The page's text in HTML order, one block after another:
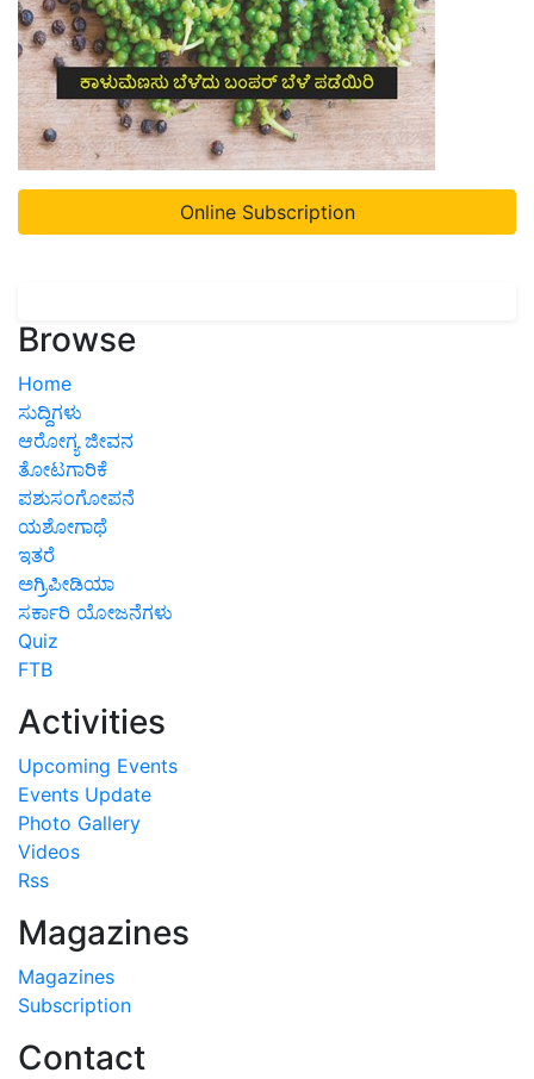
Online Subscription
Browse
Home
ಸುದ್ದಿಗಳು
ಆರೋಗ್ಯ ಜೀವನ
ತೋಟಗಾರಿಕೆ
ಪಶುಸಂಗೋಪನೆ
ಯಶೋಗಾಥೆ
ಇತರೆ
ಅಗ್ರಿಪೀಡಿಯಾ
ಸರ್ಕಾರಿ ಯೋಜನೆಗಳು
Quiz
FTB
Activities
Upcoming Events
Events Update
Photo Gallery
Videos
Rss
Magazines
Magazines
Subscription
Contact